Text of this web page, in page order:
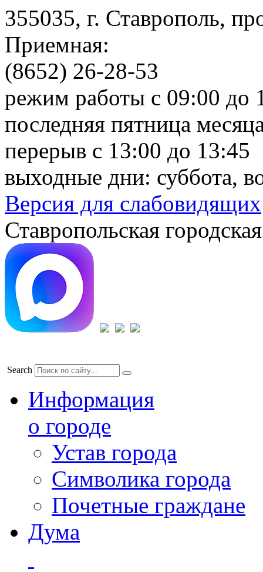
355035, г. Ставрополь,
Приемная:
(8652) 26-28-53
режим работы с 09:00 до
последняя пятница
перерыв с 13:00 до 13:45
выходные дни: суббота,
Версия для слабовидящих
Ставропольская
Search
Информация
о городе
Устав города
Символика города
Почетные граждане
Дума